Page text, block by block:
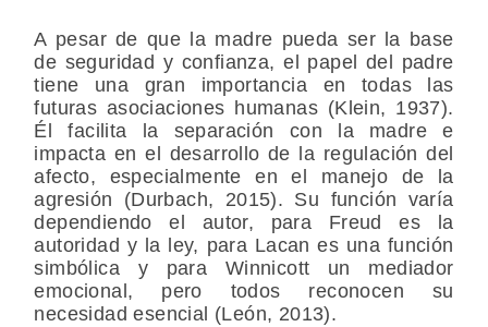
A pesar de que la madre pueda ser la base
de seguridad y confianza, el papel del padre
tiene una gran importancia en todas las
futuras asociaciones humanas (Klein, 1937).
Él facilita la separación con la madre e
impacta en el desarrollo de la regulación del
afecto, especialmente en el manejo de la
agresión (Durbach, 2015). Su función varía
dependiendo el autor, para Freud es la
autoridad y la ley, para Lacan es una función
simbólica y para Winnicott un mediador
emocional, pero todos reconocen su
necesidad esencial (León, 2013).